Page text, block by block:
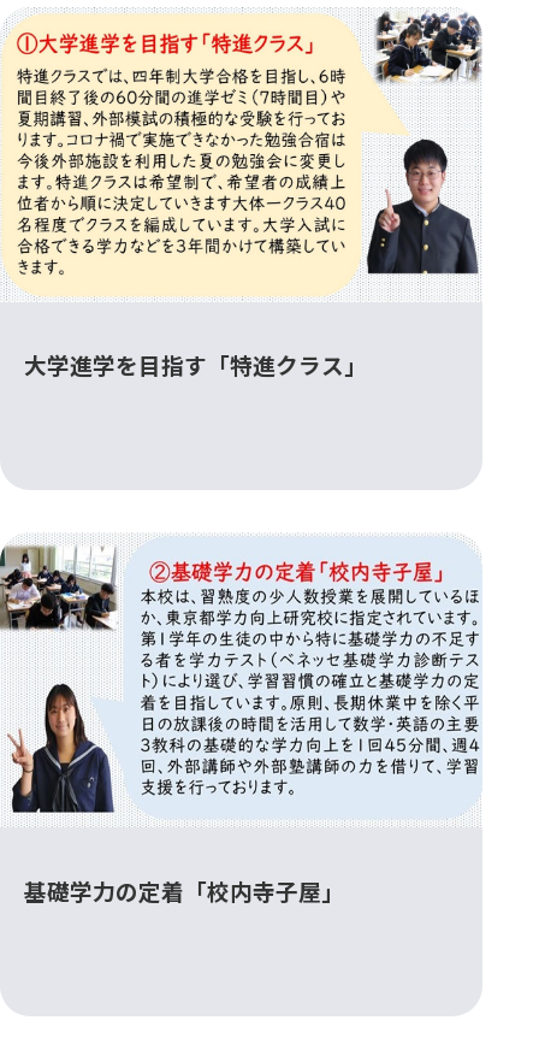
大学進学を目指す「特進クラス」
基礎学力の定着「校内寺子屋」